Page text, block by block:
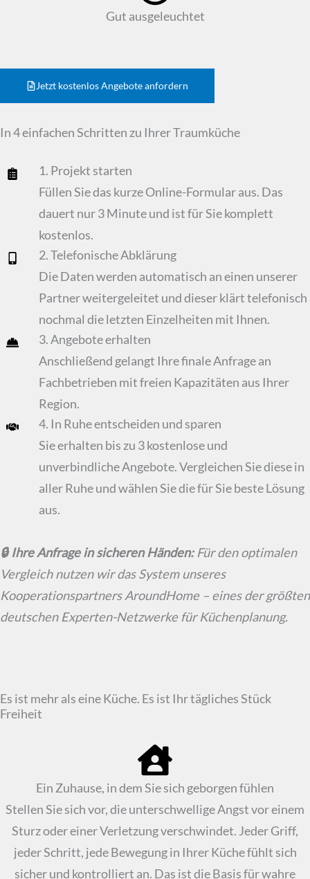
Gut ausgeleuchtet
Jetzt kostenlos Angebote anfordern
In 4 einfachen Schritten zu Ihrer Traumküche
1. Projekt starten
Füllen Sie das kurze Online-Formular aus. Das
dauert nur 3 Minute und ist für Sie komplett
kostenlos.
2. Telefonische Abklärung
Die Daten werden automatisch an einen unserer
Partner weitergeleitet und dieser klärt telefonisch
nochmal die letzten Einzelheiten mit Ihnen.
3. Angebote erhalten
Anschließend gelangt Ihre finale Anfrage an
Fachbetrieben mit freien Kapazitäten aus Ihrer
Region.
4. In Ruhe entscheiden und sparen
Sie erhalten bis zu 3 kostenlose und
unverbindliche Angebote. Vergleichen Sie diese in
aller Ruhe und wählen Sie die für Sie beste Lösung
aus.
🔒 Ihre Anfrage in sicheren Händen:Für den optimalen
Vergleich nutzen wir das System unseres
Kooperationspartners AroundHome – eines der größten
deutschen Experten-Netzwerke für Küchenplanung.
Es ist mehr als eine Küche. Es ist Ihr tägliches Stück
Freiheit
Ein Zuhause, in dem Sie sich geborgen fühlen
Stellen Sie sich vor, die unterschwellige Angst vor einem
Sturz oder einer Verletzung verschwindet. Jeder Griff,
jeder Schritt, jede Bewegung in Ihrer Küche fühlt sich
sicher und kontrolliert an. Das ist die Basis für wahre